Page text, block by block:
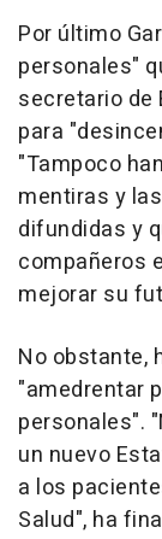
Por último
personales"
secretario de
para
"Tampoco
mentiras y
difundidas y
compañeros
mejorar su
No obstante,
"amedrentar
personales".
un nuevo
a los
Salud", ha